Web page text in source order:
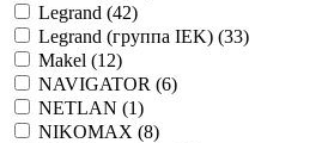
Legrand (42)
Legrand (группа IEK) (33)
Makel (12)
NAVIGATOR (6)
NETLAN (1)
NIKOMAX (8)